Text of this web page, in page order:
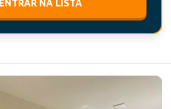
ENTRAR NA LISTA